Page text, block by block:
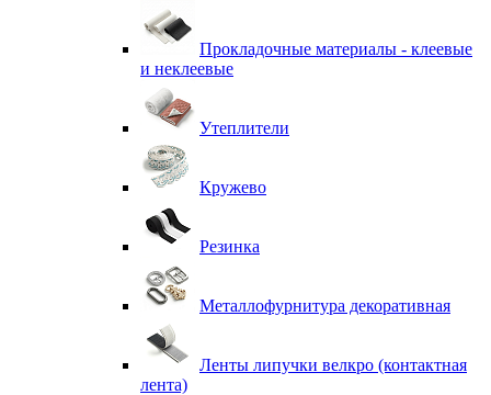
Прокладочные материалы - клеевые
и неклеевые
Утеплители
Кружево
Резинка
Металлофурнитура декоративная
Ленты липучки велкро (контактная
лента)